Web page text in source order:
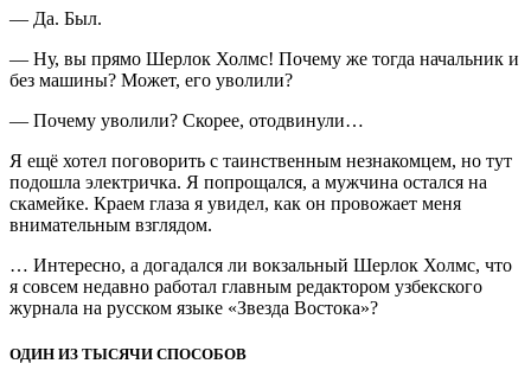
— Да. Был.
— Ну, вы прямо Шерлок Холмс! Почему же тогда начальник и
без машины? Может, его уволили?
— Почему уволили? Скорее, отодвинули…
Я ещё хотел поговорить с таинственным незнакомцем, но тут
подошла электричка. Я попрощался, а мужчина остался на
скамейке. Краем глаза я увидел, как он провожает меня
внимательным взглядом.
… Интересно, а догадался ли вокзальный Шерлок Холмс, что
я совсем недавно работал главным редактором узбекского
журнала на русском языке «Звезда Востока»?
ОДИН ИЗ ТЫСЯЧИ СПОСОБОВ